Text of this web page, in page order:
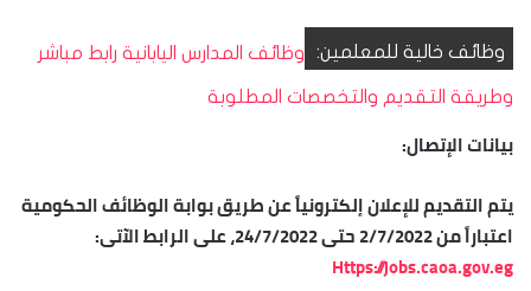
وظائف خالية للمعلمين: وظائف المدارس اليابانية رابط مباشر
وطريقة التقديم والتخصصات المطلوبة
بيانات الإتصال:
يتم التقديم للإعلان إلكترونياً عن طريق بوابة الوظائف الحكومية
اعتباراً من 2/7/2022 حتى 24/7/2022، على الرابط الآتى:
Https://jobs.caoa.gov.eg